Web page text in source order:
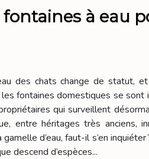
fontaines à eau
des chats change de statut,
fontaines domestiques se sont
qui surveillent
entre héritages très anciens,
d’eau, faut-il s’en
descend d’espèces...